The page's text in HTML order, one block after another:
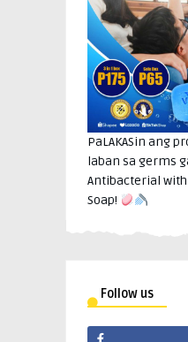
PaLAKASin ang
laban sa germs
Antibacterial
Soap!
Follow us